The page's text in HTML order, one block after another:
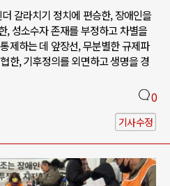
갈라치기 정치에 편승한, 장애인을
, 성소수자 존재를 부정하고 차별을
제하는 데 앞장선, 무분별한 규제파
한, 기후정의를 외면하고 생명을 경
0
기사수정